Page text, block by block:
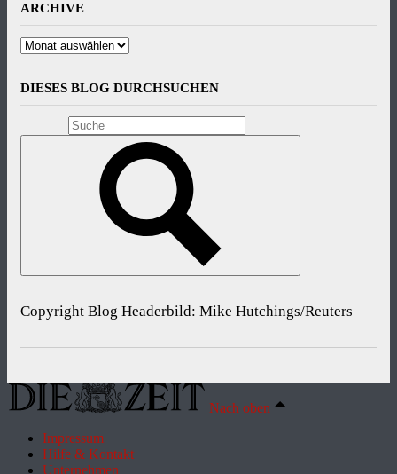
ARCHIVE
Archive
DIESES BLOG DURCHSUCHEN
Copyright Blog Headerbild: Mike Hutchings/Reuters
Nach oben
Impressum
Hilfe & Kontakt
Unternehmen